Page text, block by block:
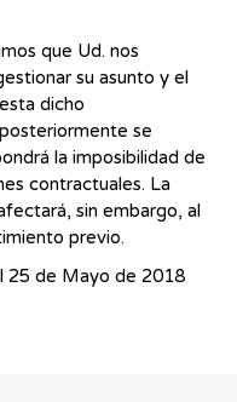
que Ud. nos
su asunto y el
dicho
se
la imposibilidad de
contractuales. La
sin embargo, al
previo.
25 de Mayo de 2018